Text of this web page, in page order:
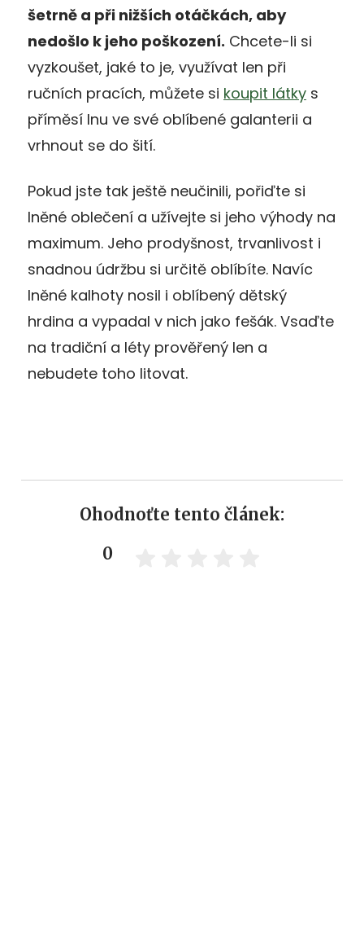
šetrně a při nižších otáčkách, aby
nedošlo k jeho poškození. Chcete-li si
vyzkoušet, jaké to je, využívat len při
ručních pracích, můžete si koupit látky s
příměsí lnu ve své oblíbené galanterii a
vrhnout se do šití.
Pokud jste tak ještě neučinili, pořiďte si
lněné oblečení a užívejte si jeho výhody na
maximum. Jeho prodyšnost, trvanlivost i
snadnou údržbu si určitě oblíbíte. Navíc
lněné kalhoty nosil i oblíbený dětský
hrdina a vypadal v nich jako fešák. Vsaďte
na tradiční a léty prověřený len a
nebudete toho litovat.
Ohodnoťte tento článek:
0